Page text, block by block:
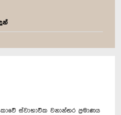
ස්වාභාවික වනාන්තර ප්‍රමාණය